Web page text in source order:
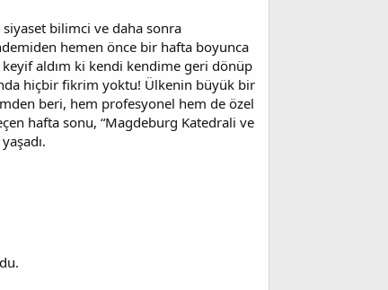
siyaset bilimci ve daha sonra
hemen önce bir hafta boyunca
keyif aldım ki kendi kendime geri dönüp
hiçbir fikrim yoktu! Ülkenin büyük bir
beri, hem profesyonel hem de özel
hafta sonu, “Magdeburg Katedrali ve